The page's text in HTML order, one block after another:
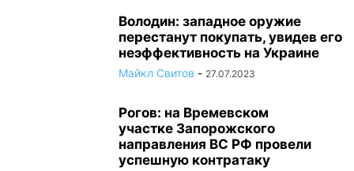
Володин: западное оружие
перестанут покупать, увидев его
неэффективность на Украине
Майкл Свитов - 27.07.2023
Рогов: на Времевском
участке Запорожского
направления ВС РФ провели
успешную контратаку